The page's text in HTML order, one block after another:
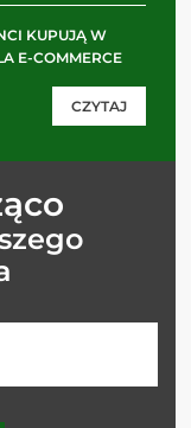
KUPUJĄ W
E-COMMERCE
CZYTAJ